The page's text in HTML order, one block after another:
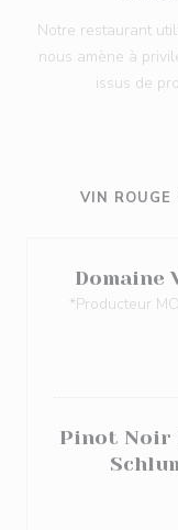
Notre restaurant
nous amène à
issus de
VIN ROUGE
Domaine
*Producteur
Pinot Noir